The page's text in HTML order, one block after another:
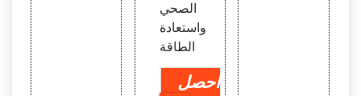
الصحي
واستعادة
الطاقة
احصل